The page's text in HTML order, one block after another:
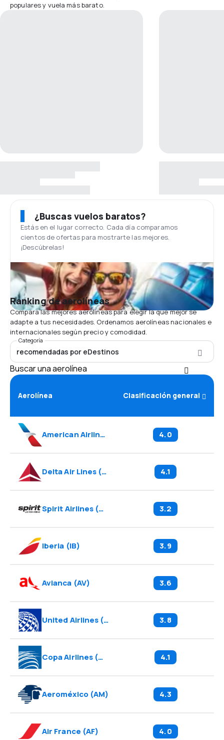
populares y vuela más barato.
¿Buscas vuelos baratos?
Estás en el lugar correcto. Cada día comparamos
cientos de ofertas para mostrarte las mejores.
¡Descúbrelas!
Ranking de aerolíneas
Compara las mejores aerolíneas para elegir la que mejor se
adapte a tus necesidades. Ordenamos aerolíneas nacionales e
internacionales según precio y comodidad.
Categoría
recomendadas por eDestinos
Buscar una aerolínea
Aerolínea Clasificación general
American Airlines 4.0
Delta Air Lines (DL 4.1
Spirit Airlines (NK 3.2
Iberia (IB) 3.9
Avianca (AV) 3.6
United Airlines (UA 3.8
Copa Airlines(CM 4.1
Aeroméxico(AM) 4.3
Air France (AF) 4.0